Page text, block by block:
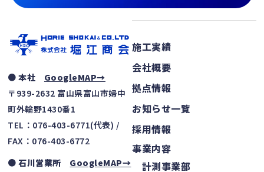
● 本社 GoogleMAP→
〒939-2632 富山県富山市婦中
町外輪野1430番1
TEL：076-403-6771(代表) /
FAX：076-403-6772
● 石川営業所 GoogleMAP→
施工実績
会社概要
拠点情報
お知らせ一覧
採用情報
事業内容
計測事業部